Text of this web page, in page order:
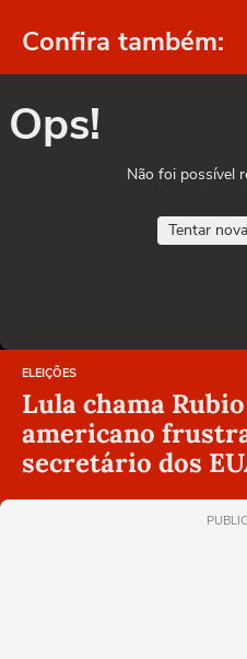
Confira também:
Ops!
Não foi possível
Tentar
ELEIÇÕES
Lula chama
americano
secretário dos